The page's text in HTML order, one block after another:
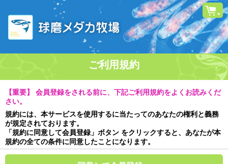
ご利用規約
【重要】 会員登録をされる前に、下記ご利用規約をよくお読みくだ
さい。
規約には、本サービスを使用するに当たってのあなたの権利と義務
が規定されております。
「規約に同意して会員登録」ボタン をクリックすると、あなたが本
規約の全ての条件に同意したことになります。